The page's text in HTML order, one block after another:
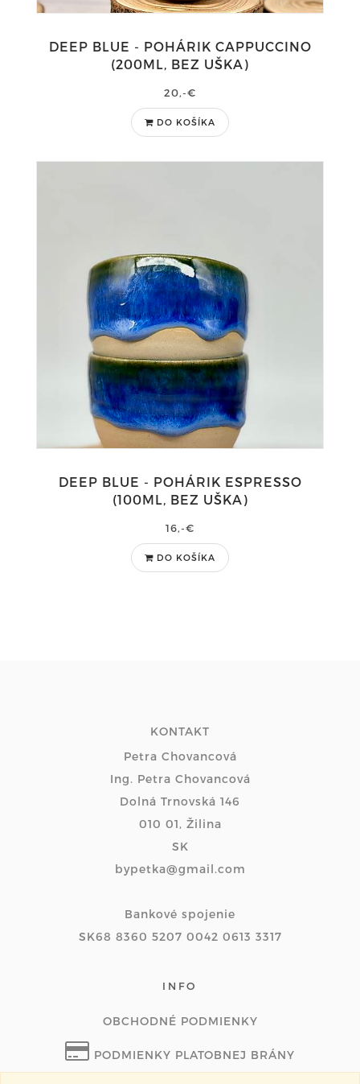
DEEP BLUE - POHÁRIK CAPPUCCINO
(200ML, BEZ UŠKA)
20,-€
DO KOŠÍKA
DEEP BLUE - POHÁRIK ESPRESSO
(100ML, BEZ UŠKA)
16,-€
DO KOŠÍKA
KONTAKT
Petra Chovancová
Ing. Petra Chovancová
Dolná Trnovská 146
010 01, Žilina
SK
bypetka@gmail.com
Bankové spojenie
SK68 8360 5207 0042 0613 3317
INFO
OBCHODNÉ PODMIENKY
PODMIENKY PLATOBNEJ BRÁNY